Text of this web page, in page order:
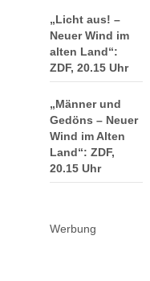
„Licht aus! –
Neuer Wind im
alten Land“:
ZDF, 20.15 Uhr
„Männer und
Gedöns – Neuer
Wind im Alten
Land“: ZDF,
20.15 Uhr
Werbung